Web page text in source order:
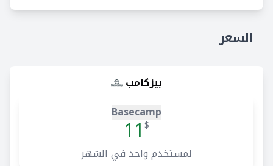
السعر
بيزكامب
Basecamp
$
11
لمستخدم واحد في الشهر